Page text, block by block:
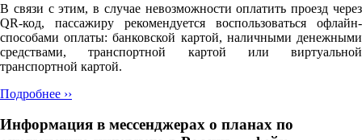
В связи с этим, в случае невозможности оплатить проезд через
QR-код, пассажиру рекомендуется воспользоваться офлайн-
способами оплаты: банковской картой, наличными денежными
средствами, транспортной картой или виртуальной
транспортной картой.
Подробнее ››
Информация в мессенджерах о планах по